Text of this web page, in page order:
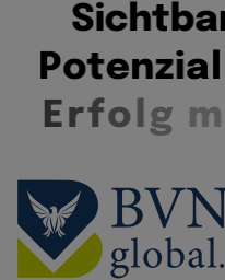
Sichtba
Potenzial
Erfolg m it